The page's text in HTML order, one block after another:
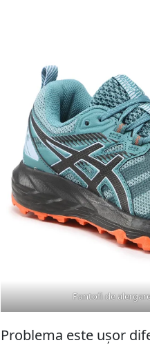
Pantofi de
Problema este ușor